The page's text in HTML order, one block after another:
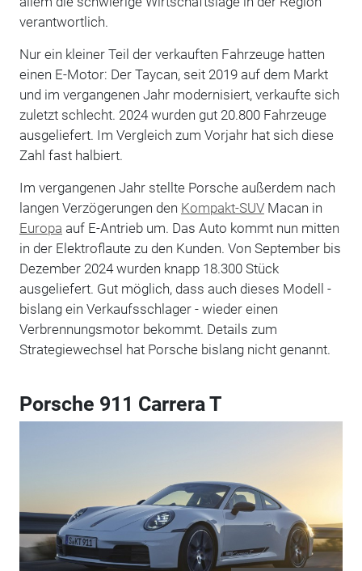
verantwortlich.
Nur ein kleiner Teil der verkauften Fahrzeuge hatten
einen E-Motor: Der Taycan, seit 2019 auf dem Markt
und im vergangenen Jahr modernisiert, verkaufte sich
zuletzt schlecht. 2024 wurden gut 20.800 Fahrzeuge
ausgeliefert. Im Vergleich zum Vorjahr hat sich diese
Zahl fast halbiert.
Im vergangenen Jahr stellte Porsche außerdem nach
langen Verzögerungen den Kompakt-SUVMacan in
Europa auf E-Antrieb um. Das Auto kommt nun mitten
in der Elektroflaute zu den Kunden. Von September bis
Dezember 2024 wurden knapp 18.300 Stück
ausgeliefert. Gut möglich, dass auch dieses Modell -
bislang ein Verkaufsschlager - wieder einen
Verbrennungsmotor bekommt. Details zum
Strategiewechsel hat Porsche bislang nicht genannt.
Porsche 911 Carrera T